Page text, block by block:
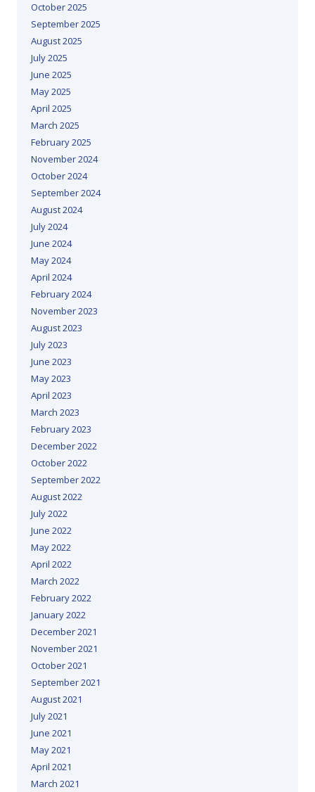
October 2025
September 2025
August 2025
July 2025
June 2025
May 2025
April 2025
March 2025
February 2025
November 2024
October 2024
September 2024
August 2024
July 2024
June 2024
May 2024
April 2024
February 2024
November 2023
August 2023
July 2023
June 2023
May 2023
April 2023
March 2023
February 2023
December 2022
October 2022
September 2022
August 2022
July 2022
June 2022
May 2022
April 2022
March 2022
February 2022
January 2022
December 2021
November 2021
October 2021
September 2021
August 2021
July 2021
June 2021
May 2021
April 2021
March 2021